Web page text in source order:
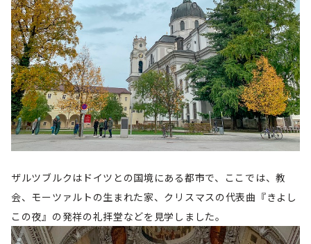
ザルツブルクはドイツとの国境にある都市で、ここでは、教
会、モーツァルトの生まれた家、クリスマスの代表曲『きよし
この夜』の発祥の礼拝堂などを見学しました。